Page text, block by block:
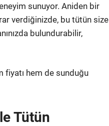
sunuyor. Aniden bir
verdiğinizde, bu tütün size
bulundurabilir,
fiyatı hem de sunduğu
Tütün